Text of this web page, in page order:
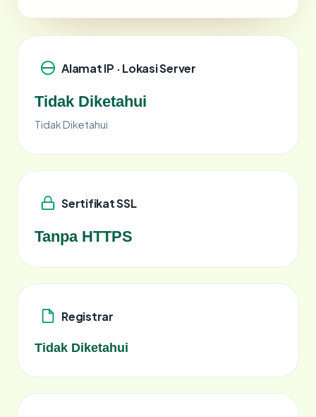
Alamat IP · Lokasi Server
Tidak Diketahui
Tidak Diketahui
Sertifikat SSL
Tanpa HTTPS
Registrar
Tidak Diketahui